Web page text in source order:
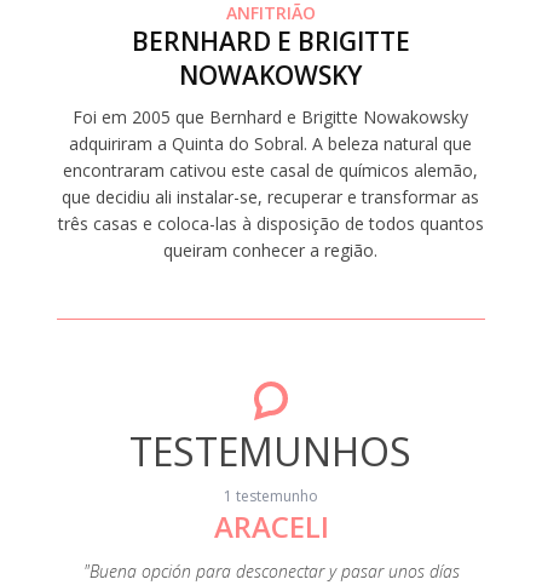
ANFITRIÃO
BERNHARD E BRIGITTE
NOWAKOWSKY
Foi em 2005 que Bernhard e Brigitte Nowakowsky
adquiriram a Quinta do Sobral. A beleza natural que
encontraram cativou este casal de químicos alemão,
que decidiu ali instalar-se, recuperar e transformar as
três casas e coloca-las à disposição de todos quantos
queiram conhecer a região.
TESTEMUNHOS
1 testemunho
ARACELI
"Buena opción para desconectar y pasar unos días